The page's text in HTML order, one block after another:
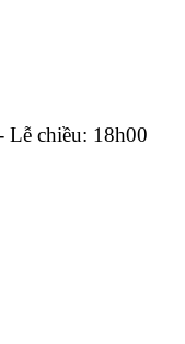
chiều: 18h00